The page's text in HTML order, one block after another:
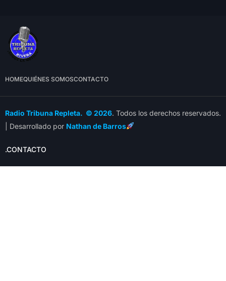
HOMEQUIÉNES SOMOSCONTACTO
Radio Tribuna Repleta. © 2026. Todos los derechos reservados.
| Desarrollado por Nathan de Barros
.CONTACTO